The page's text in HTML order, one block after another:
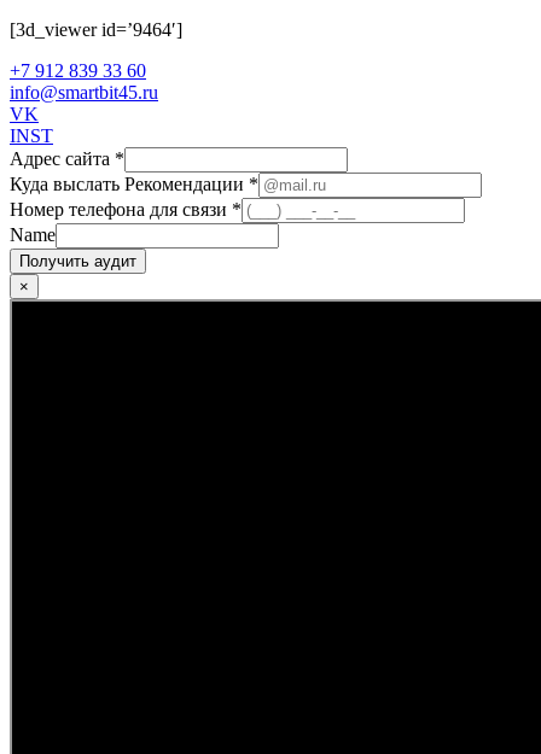
[3d_viewer id=’9464′]
+7 912 839 33 60
info@smartbit45.ru
VK
INST
Адрес сайта *
Куда выслать Рекомендации *
Номер телефона для связи *
Name
Получить аудит
×